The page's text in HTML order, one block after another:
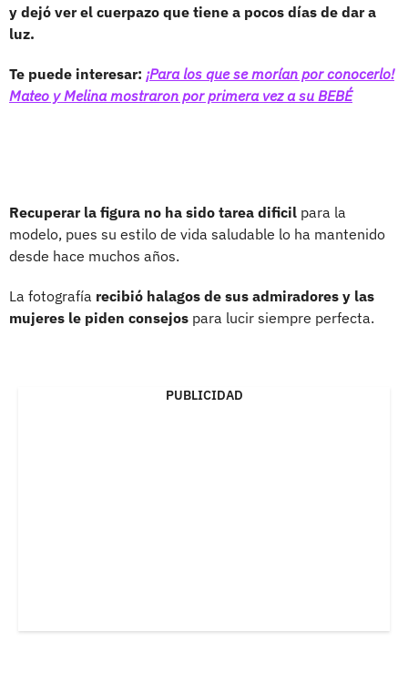
y dejó ver el cuerpazo que tiene a pocos días de dar a
luz.
Te puede interesar: ¡Para los que se morían por conocerlo!
Mateo y Melina mostraron por primera vez a su BEBÉ
Recuperar la figura no ha sido tarea dificil para la
modelo, pues su estilo de vida saludable lo ha mantenido
desde hace muchos años.
La fotografía recibió halagos de sus admiradores y las
mujeres le piden consejos para lucir siempre perfecta.
PUBLICIDAD